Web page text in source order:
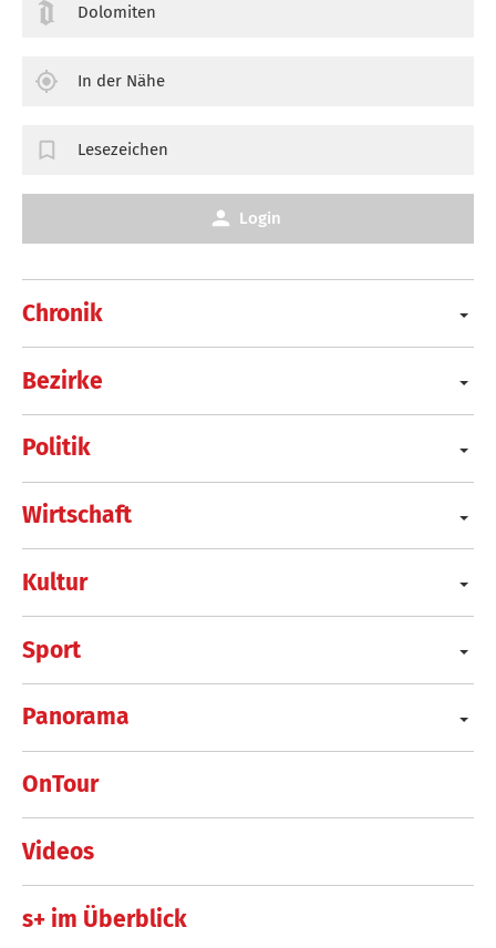
Chronik
Bezirke
Politik
Wirtschaft
Kultur
Sport
Panorama
OnTour
Videos
s+ im Überblick
Dolomiten
In der Nähe
Lesezeichen
Login